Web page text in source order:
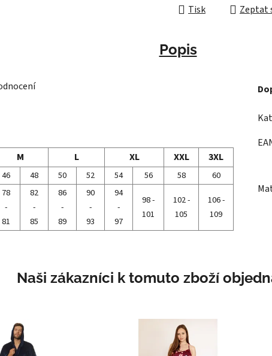
Tisk Zeptat
Popis
M L XL XXL 3XL
46 48 50 52 54 56 58
60
78
-
81
82
-
85
86
-
89
90
-
93
94
-
97
98 -
101
102 -
105
106 -
109
Naši zákazníci k tomuto zboží